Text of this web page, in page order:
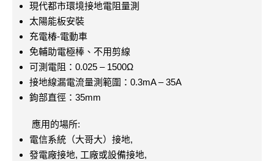
現代都市環境接地電阻量測
太陽能板安裝
充電椿-電動車
免輔助電極棒、不用剪線
可測電阻：0.025 – 1500Ω
接地線漏電流量測範圍：0.3mA – 35A
鉤部直徑：35mm
應用的場所:
電信系統（大哥大）接地,
發電廠接地, 工廠或設備接地,